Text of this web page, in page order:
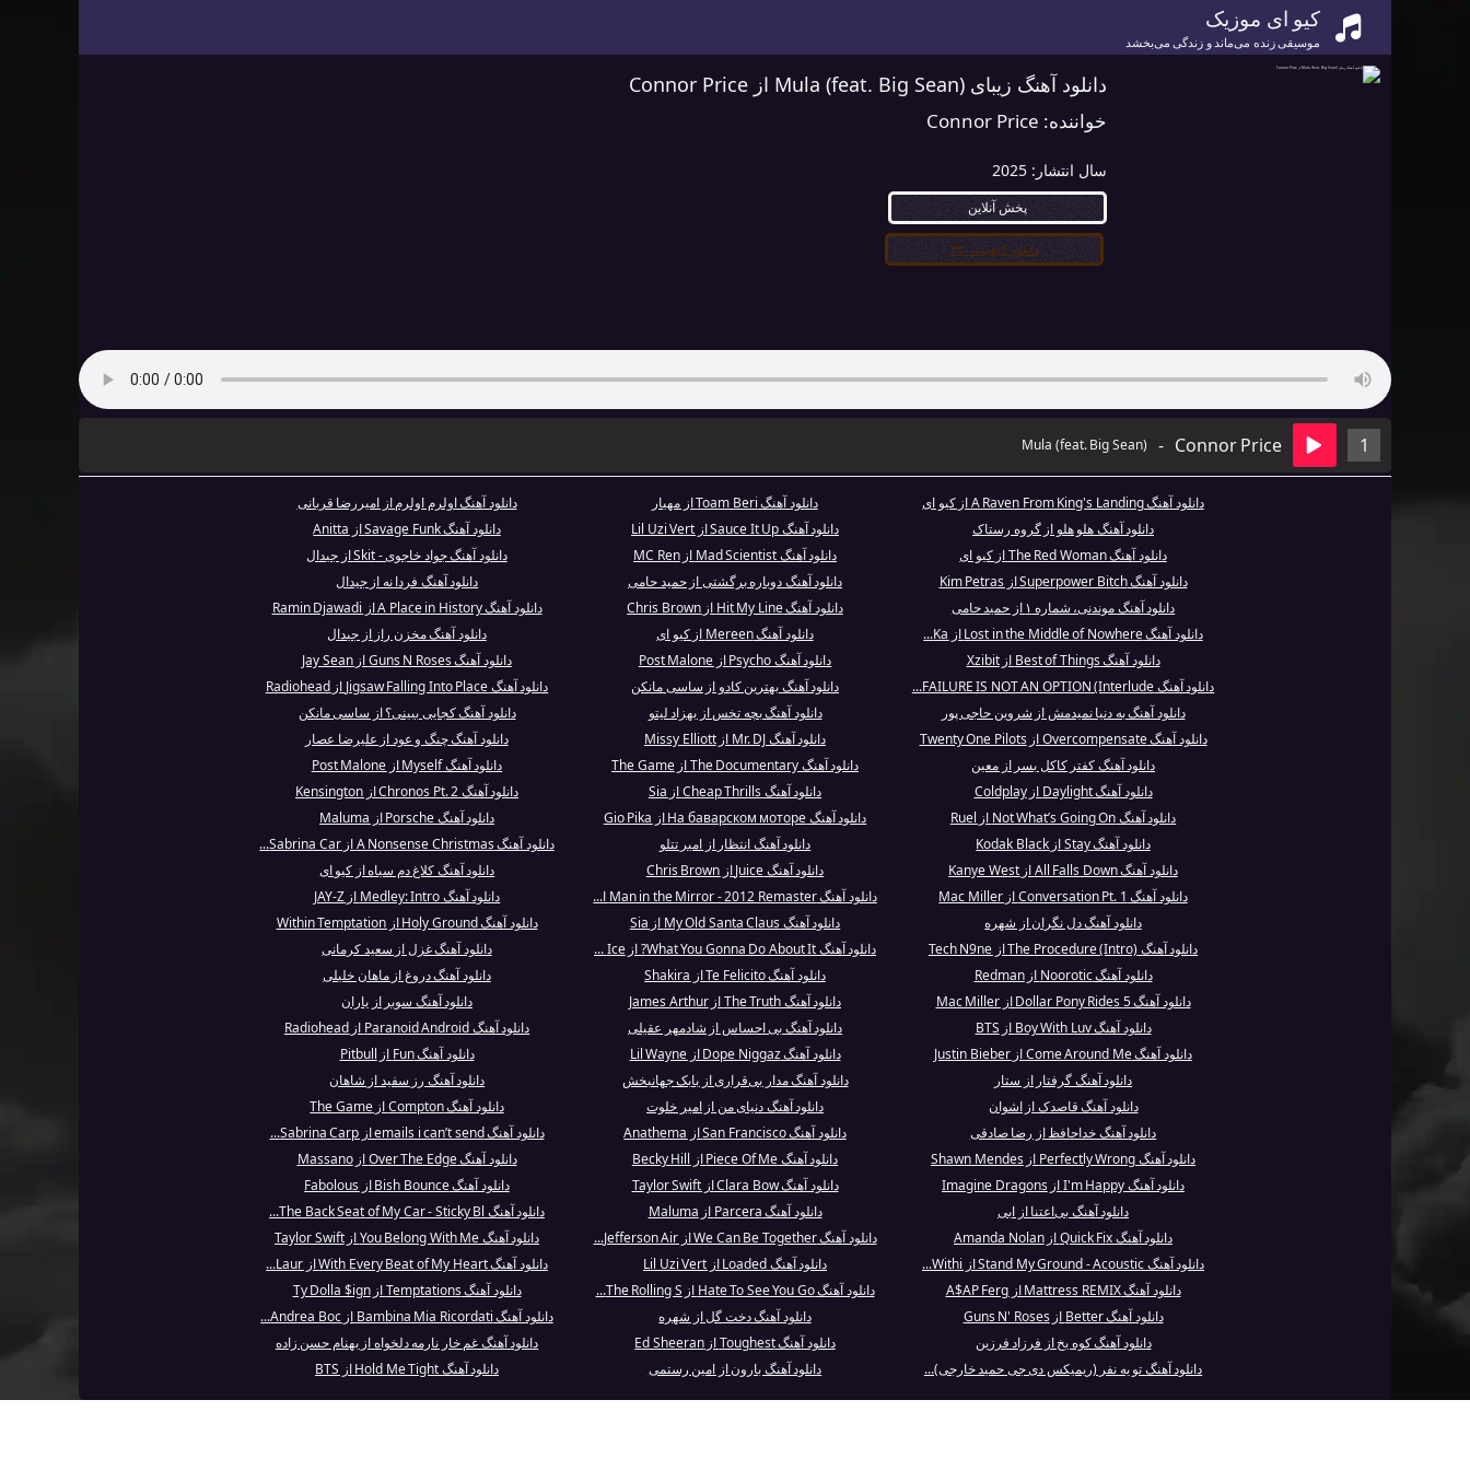
کیو ای موزیک
موسیقی زنده می‌ماند و زندگی می‌بخشد
دانلود آهنگ زیبای Mula (feat. Big Sean) از Connor Price
خواننده: Connor Price
سال انتشار: 2025
پخش آنلاین
دانلود کیفیت ۳۲۰
1
Connor Price
-
Mula (feat. Big Sean)
دانلود آهنگ A Raven From King's Landing از کیو ای دانلود آهنگ Toam Beri از مهیار
دانلود آهنگ اولرم اولرم از امیررضا قربانی
دانلود آهنگ هلو هلو از گروه رستاک
دانلود آهنگ Sauce It Up از Lil Uzi Vert
دانلود آهنگ Savage Funk از Anitta
دانلود آهنگ The Red Woman از کیو ای
دانلود آهنگ Mad Scientist از MC Ren
دانلود آهنگ جواد خاجوی - Skit از جیدال
دانلود آهنگ Superpower Bitch از Kim Petras
دانلود آهنگ دوباره برگشتی از حمید حامی
دانلود آهنگ فردا نه از جیدال
دانلود آهنگ موندنی، شماره ۱ از حمید حامی
دانلود آهنگ Hit My Line از Chris Brown
دانلود آهنگ A Place in History از Ramin Djawadi
دانلود آهنگ Lost in the Middle of Nowhere از Ka...
دانلود آهنگ Mereen از کیو ای
دانلود آهنگ مخزن راز از جیدال
دانلود آهنگ Best of Things از Xzibit
دانلود آهنگ Psycho از Post Malone
دانلود آهنگ Guns N Roses از Jay Sean
دانلود آهنگ FAILURE IS NOT AN OPTION (Interlude...
دانلود آهنگ بهترین کادو از ساسی مانکن
دانلود آهنگ Jigsaw Falling Into Place از Radiohead
دانلود آهنگ به دنیا نمیدمش از شروین حاجی پور
دانلود آهنگ بچه تخس از بهزاد لیتو
دانلود آهنگ کجایی ببینی؟ از ساسی مانکن
دانلود آهنگ Overcompensate از Twenty One Pilots
دانلود آهنگ Mr. DJ از Missy Elliott
دانلود آهنگ چنگ و عود از علیرضا عصار
دانلود آهنگ کفتر کاکل بسر از معین
دانلود آهنگ The Documentary از The Game
دانلود آهنگ Myself از Post Malone
دانلود آهنگ Daylight از Coldplay
دانلود آهنگ Cheap Thrills از Sia
دانلود آهنگ Chronos Pt. 2 از Kensington
دانلود آهنگ Not What’s Going On از Ruel
دانلود آهنگ На баварском моторе از Gio Pika
دانلود آهنگ Porsche از Maluma
دانلود آهنگ Stay از Kodak Black
دانلود آهنگ انتظار از امیر تتلو
دانلود آهنگ A Nonsense Christmas از Sabrina Car...
دانلود آهنگ All Falls Down از Kanye West
دانلود آهنگ Juice از Chris Brown
دانلود آهنگ کلاغ دم سیاه از کیو ای
دانلود آهنگ Conversation Pt. 1 از Mac Miller
دانلود آهنگ Man in the Mirror - 2012 Remaster ا...
دانلود آهنگ Medley: Intro از JAY-Z
دانلود آهنگ دل نگران از شهره
دانلود آهنگ My Old Santa Claus از Sia
دانلود آهنگ Holy Ground از Within Temptation
دانلود آهنگ The Procedure (Intro) از Tech N9ne
دانلود آهنگ What You Gonna Do About It? از Ice ...
دانلود آهنگ غزل از سعید کرمانی
دانلود آهنگ Noorotic از Redman
دانلود آهنگ Te Felicito از Shakira
دانلود آهنگ دروغ از ماهان خلیلی
دانلود آهنگ 5 Dollar Pony Rides از Mac Miller
دانلود آهنگ The Truth از James Arthur
دانلود آهنگ سوبر از یاران
دانلود آهنگ Boy With Luv از BTS
دانلود آهنگ بی احساس از شادمهر عقیلی
دانلود آهنگ Paranoid Android از Radiohead
دانلود آهنگ Come Around Me از Justin Bieber
دانلود آهنگ Dope Niggaz از Lil Wayne
دانلود آهنگ Fun از Pitbull
دانلود آهنگ گرفتار از ستار
دانلود آهنگ مدار بی‌قراری از بابک جهانبخش
دانلود آهنگ رز سفید از شاهان
دانلود آهنگ قاصدک از اشوان
دانلود آهنگ دنیای من از امیر خلوت
دانلود آهنگ Compton از The Game
دانلود آهنگ خداحافظ از رضا صادقی
دانلود آهنگ San Francisco از Anathema
دانلود آهنگ emails i can’t send از Sabrina Carp...
دانلود آهنگ Perfectly Wrong از Shawn Mendes
دانلود آهنگ Piece Of Me از Becky Hill
دانلود آهنگ Over The Edge از Massano
دانلود آهنگ I'm Happy از Imagine Dragons
دانلود آهنگ Clara Bow از Taylor Swift
دانلود آهنگ Bish Bounce از Fabolous
دانلود آهنگ بی‌اعتنا از ابی
دانلود آهنگ Parcera از Maluma
دانلود آهنگ The Back Seat of My Car - Sticky Bl...
دانلود آهنگ Quick Fix از Amanda Nolan
دانلود آهنگ We Can Be Together از Jefferson Air...
دانلود آهنگ You Belong With Me از Taylor Swift
دانلود آهنگ Stand My Ground - Acoustic از Withi...
دانلود آهنگ Loaded از Lil Uzi Vert
دانلود آهنگ With Every Beat of My Heart از Laur...
دانلود آهنگ Mattress REMIX از A$AP Ferg
دانلود آهنگ Hate To See You Go از The Rolling S...
دانلود آهنگ Temptations از Ty Dolla $ign
دانلود آهنگ Better از Guns N' Roses
دانلود آهنگ دخت گل از شهره
دانلود آهنگ Bambina Mia Ricordati از Andrea Boc...
دانلود آهنگ کوه یخ از فرزاد فرزین
دانلود آهنگ Toughest از Ed Sheeran
دانلود آهنگ غم خار نارمه دلخواه از بهنام حسن زاده
دانلود آهنگ تو یه نفر (ریمیکس دی جی حمید خارجی)...
دانلود آهنگ بارون از امین رستمی دانلود آهنگ Hold Me Tight از BTS